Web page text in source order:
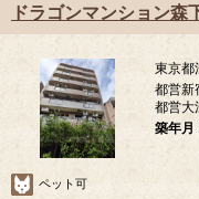
ドラゴンマンション森
東京都
都営新
都営大
築年月
ペット可